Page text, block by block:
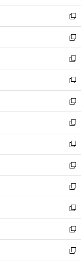
開
く
ウ
で
開
く
ン
ド
ウ
で
開
く
新
し
い
ウ
ィ
ン
ド
ウ
で
開
く
新
し
い
ウ
ィ
ン
ド
ウ
で
開
く
新
し
い
ウ
ィ
ン
ド
ウ
で
開
く
新
し
い
ウ
ィ
ン
ド
ウ
で
開
く
新
し
い
ウ
ィ
ン
ド
ウ
で
開
く
新
し
い
ウ
ィ
ン
ド
ウ
で
開
く
新
し
い
ウ
ィ
ン
ド
ウ
で
開
く
新
し
い
ウ
ィ
ン
ド
ウ
で
開
新
し
い
ウ
ィ
ン
ド
ウ
新
し
い
ウ
ィ
ン
新
し
い
ウ
新
し